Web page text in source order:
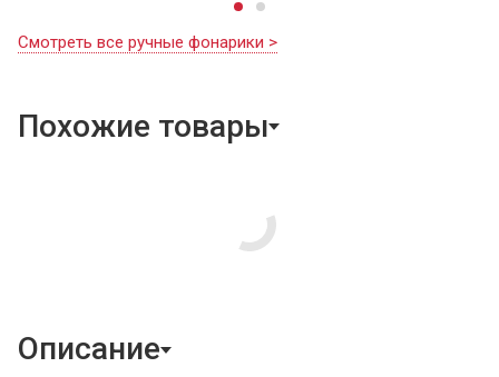
Смотреть все ручные фонарики >
Похожие товары
Описание